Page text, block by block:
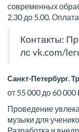
современных
2.30 до 5.00.
Контакты:
лс vk.com/
Санкт-Петербург.
от 55 000 до 60 000
Проведение
музыки для
Разработка и